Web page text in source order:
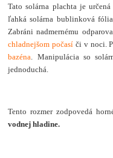
Tato solárna plachta je
ľahká solárna bublinková
Zabráni nadmernému
chladnejšom počasí či v noci.
bazéna. Manipulácia so
jednoduchá.
Tento rozmer zodpovedá
vodnej hladine.